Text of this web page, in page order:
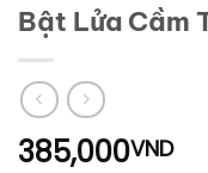
Bật Lửa Cầm
385,000VND